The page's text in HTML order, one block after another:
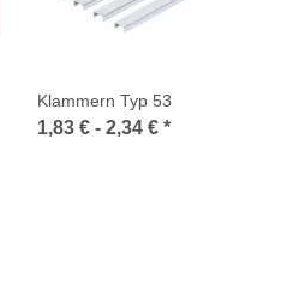
Klammern Typ 53
1,83 € - 2,34 € *